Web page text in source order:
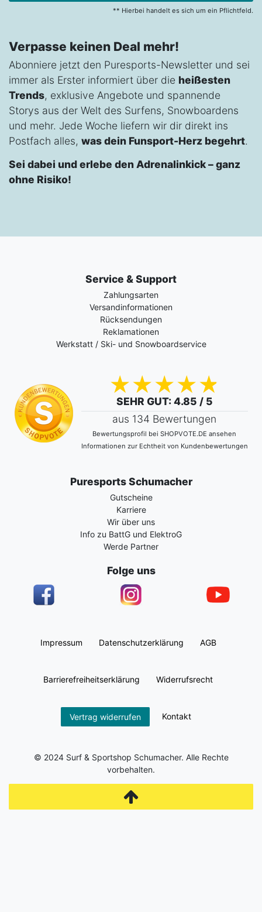
** Hierbei handelt es sich um ein Pflichtfeld.
Verpasse keinen Deal mehr!
Abonniere jetzt den Puresports-Newsletter und sei
immer als Erster informiert über die heißesten
Trends, exklusive Angebote und spannende
Storys aus der Welt des Surfens, Snowboardens
und mehr. Jede Woche liefern wir dir direkt ins
Postfach alles, was dein Funsport-Herz begehrt.
Sei dabei und erlebe den Adrenalinkick – ganz
ohne Risiko!
Service & Support
Zahlungsarten
Versandinformationen
Rücksendungen
Reklamationen
Werkstatt / Ski- und Snowboardservice
SEHR GUT: 4.85 / 5
aus 134 Bewertungen
Bewertungsprofil bei SHOPVOTE.DE ansehen
Informationen zur Echtheit von Kundenbewertungen
Puresports Schumacher
Gutscheine
Karriere
Wir über uns
Info zu BattG und ElektroG
Werde Partner
Folge uns
Impressum Daten­schutz­erklärung AGB
Barrierefreiheitserklärung Widerrufs­recht
Vertrag widerrufen Kontakt
© 2024 Surf & Sportshop Schumacher. Alle Rechte
vorbehalten.